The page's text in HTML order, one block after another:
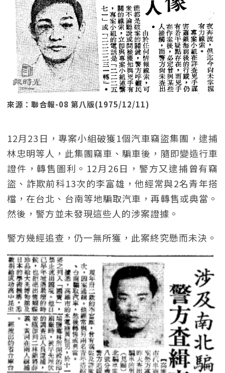
來源：聯合報-08 第八版(1975/12/11)
12月23日，專案小組破獲1個汽車竊盜集團，逮捕
林忠明等人，此集團竊車、騙車後，隨即變造行車
證件，轉售圖利。12月26日，警方又逮捕曾有竊
盜、詐欺前科13次的李富雄，他經常與2名青年搭
檔，在台北、台南等地騙取汽車，再轉售或典當。
然後，警方並未發現這些人的涉案證據。
警方幾經追查，仍一無所獲，此案終究懸而未決。